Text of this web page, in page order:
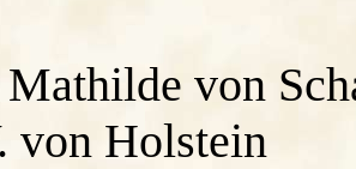
von
von Holstein